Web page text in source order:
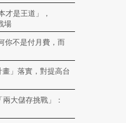
才是王道」，
場
你不是付月費，而
畫」落實，對提高台
大儲存挑戰」：